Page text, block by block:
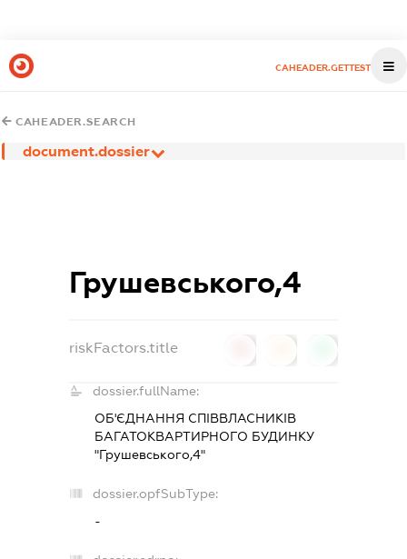
CAHEADER.GETTEST
CAHEADER.SEARCH
document.dossier
Грушевського,4
riskFactors.title
dossier.fullName:
ОБ'ЄДНАННЯ СПІВВЛАСНИКІВ
БАГАТОКВАРТИРНОГО БУДИНКУ
"Грушевського,4"
dossier.opfSubType:
-